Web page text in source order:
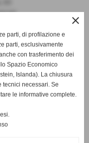
close
parti, di profilazione e
parti, esclusivamente
con trasferimento dei
Spazio Economico
Islanda). La chiusura
tecnici necessari. Se
le informative complete.